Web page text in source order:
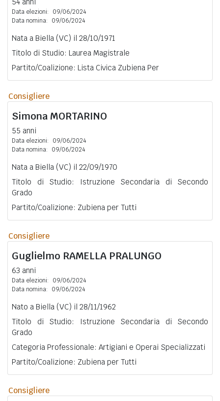
Data elezioni:
09/06/2024
Data nomina:
09/06/2024
Nata a Biella (VC) il 28/10/1971
Titolo di Studio: Laurea Magistrale
Partito/Coalizione: Lista Civica Zubiena Per
Consigliere
Simona MORTARINO
55 anni
Data elezioni:
09/06/2024
Data nomina:
09/06/2024
Nata a Biella (VC) il 22/09/1970
Titolo di Studio: Istruzione Secondaria di Secondo
Grado
Partito/Coalizione: Zubiena per Tutti
Consigliere
Guglielmo RAMELLA PRALUNGO
63 anni
Data elezioni:
09/06/2024
Data nomina:
09/06/2024
Nato a Biella (VC) il 28/11/1962
Titolo di Studio: Istruzione Secondaria di Secondo
Grado
Categoria Professionale: Artigiani e Operai Specializzati
Partito/Coalizione: Zubiena per Tutti
Consigliere